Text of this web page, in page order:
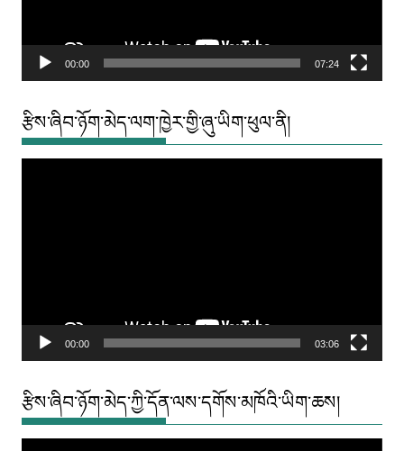
00:00 07:24
རྩིས་ཞིབ་ཉོག་མེད་ལག་ཁྱེར་གྱི་ཞུ་ཡིག་ཕུལ་ནི།
00:00 03:06
རྩིས་ཞིབ་ཉོག་མེད་ཀྱི་དོན་ལས་དགོས་མཁོའི་ཡིག་ཆས།